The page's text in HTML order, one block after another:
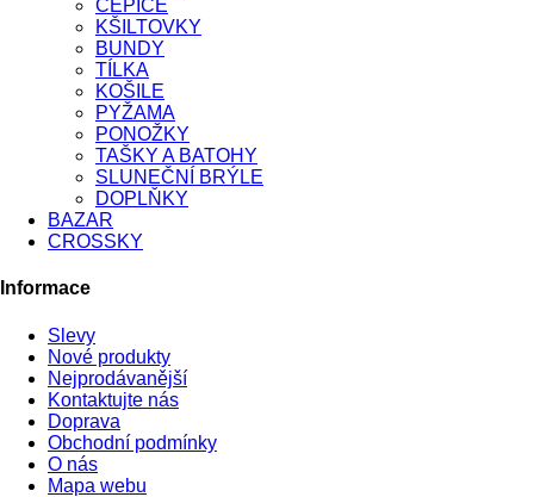
ČEPICE
KŠILTOVKY
BUNDY
TÍLKA
KOŠILE
PYŽAMA
PONOŽKY
TAŠKY A BATOHY
SLUNEČNÍ BRÝLE
DOPLŇKY
BAZAR
CROSSKY
Informace
Slevy
Nové produkty
Nejprodávanější
Kontaktujte nás
Doprava
Obchodní podmínky
O nás
Mapa webu